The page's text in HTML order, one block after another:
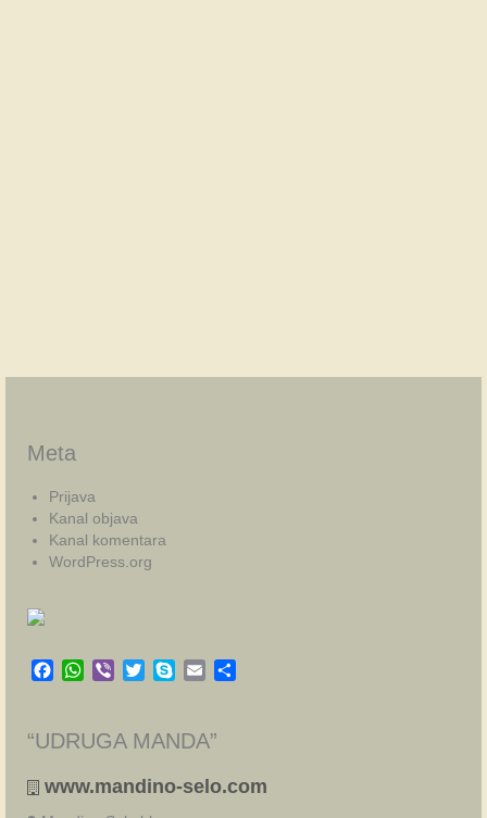
Meta
Prijava
Kanal objava
Kanal komentara
WordPress.org
Facebook
WhatsApp
Viber TwitterSkypeEmail
“UDRUGA MANDA”
www.mandino-selo.com